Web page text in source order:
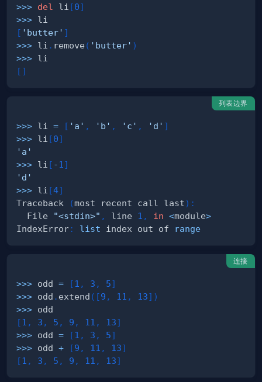
>>> del li [0]
>>>
[ 'butter' ]
>>> li . remove ( 'butter' )
>>>
[ ]
列表边界
>>> li = [ 'a' , 'b' , 'c' , 'd' ]
>>> li [0]
'a'
>>> li [ -1 ]
'd'
>>> li [4]
Traceback
(most recent call last) :
  File
"<stdin>" , line 1 , in <module>
IndexError: list index out of range
连接
>>> odd = [1 , 3 , 5]
>>> odd . extend ( [9 , 11 , 13] )
>>>
[1 , 3 , 5 , 9 , 11 , 13]
>>> odd = [1 , 3 , 5]
>>> odd + [9 , 11 , 13]
[1 , 3 , 5 , 9 , 11 , 13]